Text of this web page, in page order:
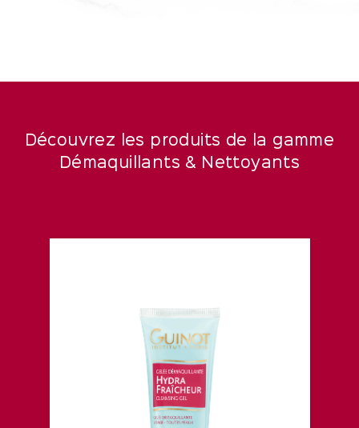
Découvrez les produits de la gamme
Démaquillants & Nettoyants